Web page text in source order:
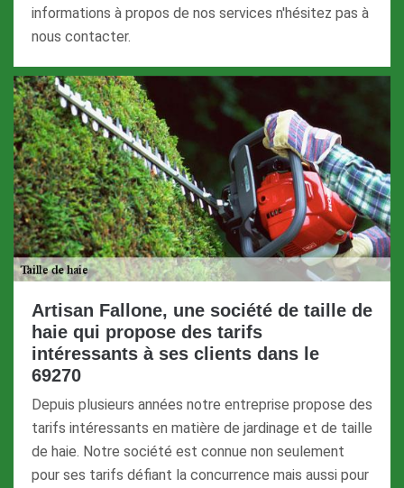
informations à propos de nos services n'hésitez pas à
nous contacter.
Artisan Fallone, une société de taille de
haie qui propose des tarifs
intéressants à ses clients dans le
69270
Depuis plusieurs années notre entreprise propose des
tarifs intéressants en matière de jardinage et de taille
de haie. Notre société est connue non seulement
pour ses tarifs défiant la concurrence mais aussi pour